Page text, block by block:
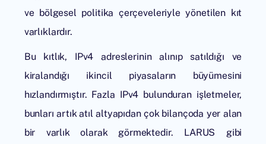
ve bölgesel politika çerçeveleriyle yönetilen kıt
varlıklardır.
Bu kıtlık, IPv4 adreslerinin alınıp satıldığı ve
kiralandığı ikincil piyasaların büyümesini
hızlandırmıştır. Fazla IPv4 bulunduran işletmeler,
bunları artık atıl altyapıdan çok bilançoda yer alan
bir varlık olarak görmektedir. LARUS gibi